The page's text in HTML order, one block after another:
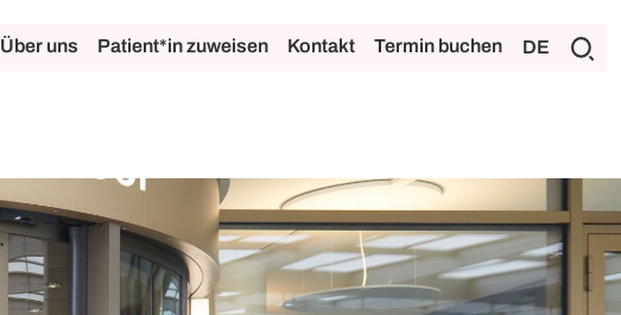
Über uns Patient*in zuweisen Kontakt Termin buchen DE